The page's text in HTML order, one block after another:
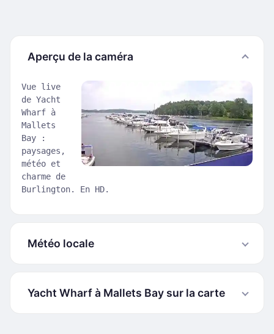
Aperçu de la caméra
Vue live
de Yacht
Wharf à
Mallets
Bay :
paysages,
météo et
charme de
Burlington. En HD.
Météo locale
Yacht Wharf à Mallets Bay sur la carte